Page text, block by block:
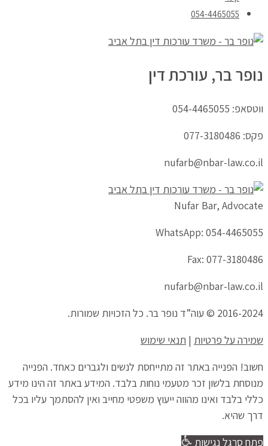
054-4465055
נופר בר, עורכת דין
ווטסאפ: 054-4465055
פקס: 077-3180486
nufarb@nbar-law.co.il
Nufar Bar, Advocate
WhatsApp: 054-4465055
Fax: 077-3180486
nufarb@nbar-law.co.il
2016-2024 © עוה”ד נופר בר. כל הזכויות שמורות.
שמירה על פרטיות | תנאי שימוש
חשוב! הפנייה באתר זה מתייחסת לנשים ולגברים כאחד. הפנייה
מנוסחת בלשון זכר מטעמי נוחות בלבד. המידע באתר זה הינו מידע
כללי בלבד ואינו מהווה ייעוץ משפטי מחייב ואין להסתמך עליו בכל
דרך שהיא.
פתח סרגל נגישות